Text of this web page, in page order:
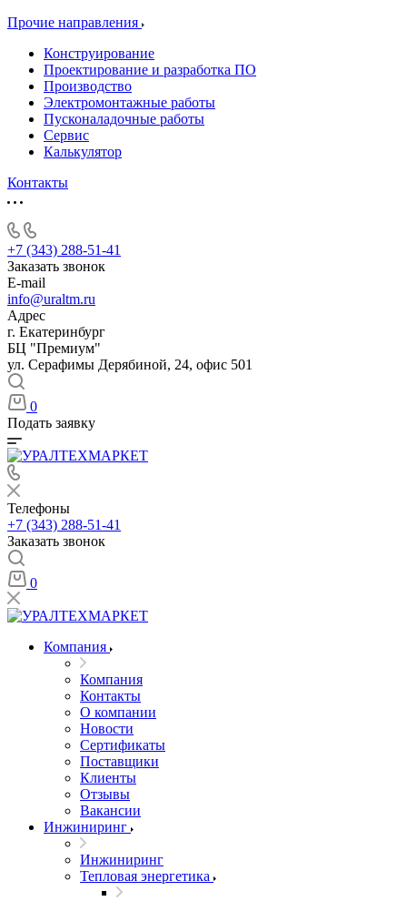
Прочие направления
Конструирование
Проектирование и разработка ПО
Производство
Электромонтажные работы
Пусконаладочные работы
Сервис
Калькулятор
Контакты
+7 (343) 288-51-41
Заказать звонок
E-mail
info@uraltm.ru
Адрес
г. Екатеринбург
БЦ "Премиум"
ул. Серафимы Дерябиной, 24, офис 501
0
Подать заявку
Телефоны
+7 (343) 288-51-41
Заказать звонок
0
Компания
Компания
Контакты
О компании
Новости
Сертификаты
Поставщики
Клиенты
Отзывы
Вакансии
Инжиниринг
Инжиниринг
Тепловая энергетика